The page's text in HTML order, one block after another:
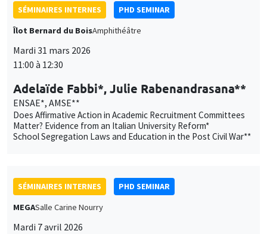
SÉMINAIRES INTERNES
PHD SEMINAR
Îlot Bernard du BoisAmphithéâtre
Mardi 31 mars 2026
11:00 à 12:30
Adelaïde Fabbi*, Julie Rabenandrasana**
ENSAE*, AMSE**
Does Affirmative Action in Academic Recruitment Committees
Matter? Evidence from an Italian University Reform*
School Segregation Laws and Education in the Post Civil War**
SÉMINAIRES INTERNES
PHD SEMINAR
MEGASalle Carine Nourry
Mardi 7 avril 2026
des
cookies